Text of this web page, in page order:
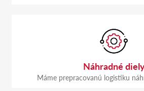
Náhradné diely
Máme prepracovanú logistiku